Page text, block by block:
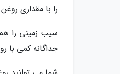
را با مقداری
سیب زمینی را
جداگانه کمی با